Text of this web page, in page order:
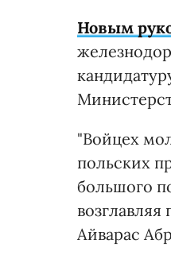
Новым
"Войцех
польских
большого
Айварас